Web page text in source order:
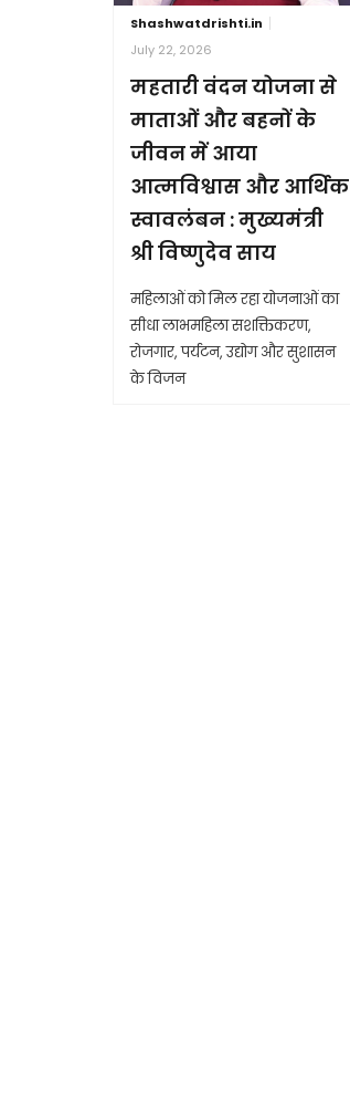
Shashwatdrishti.in
July 22, 2026
महतारी वंदन योजना से
माताओं और बहनों के
जीवन में आया
आत्मविश्वास और आर्थिक
स्वावलंबन : मुख्यमंत्री
श्री विष्णुदेव साय
महिलाओं को मिल रहा योजनाओं का
सीधा लाभमहिला सशक्तिकरण,
रोजगार, पर्यटन, उद्योग और सुशासन
के विजन